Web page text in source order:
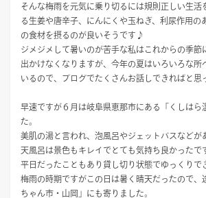
そんな梅雨を元気に乗り切るには規則正しい生活
る生姜や唐辛子、にんにくや玉ねぎ、利尿作用の
の食材を摂るのが良いそうです♪
ジメジメして暑いのが苦手な私はこれからの季節
出かけなくなりますが、今年の夏はいろいろな所
いるので、ブログでたくさんお話しできればと思
早速ですが６月は岐阜県恵那市にある「くしはら
た。
美肌の湯と言われ、泡風呂やジェットバスなどが
天風呂は景色もキレイでとても気持ち良かったで
平日だったこともあり貸し切り状態でゆっくりで
梅雨の時期ですがこの日は暑く晴天だったので、
ちゃん市・山岡」にも寄りました。